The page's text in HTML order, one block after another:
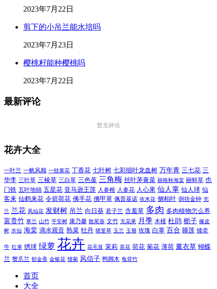
2023年7月22日
剪下的小吊兰能水培吗
2023年7月23日
樱桃籽能种樱桃吗
2023年7月22日
最新评论
暂无评论
花卉大全
一叶兰 一帆风顺 一枝黄花 丁香花 七叶树 七彩细叶龙血树 万年青 三七花 三
华李 三叶草 三棱草 三白草 三色堇 三角梅 丝叶茅膏菜 丽格秋海棠 丽蚌草 也
门铁 五叶地锦 五星花 亚马逊王莲 人参榕 人参花 人心果 仙人掌 仙人球 仙
客来 仙鹤来花 令箭荷花 佛手花 佛甲草 佩普基诺 依米花 侧柏叶 倒挂金钟 兜
兰 兰花 凤仙花 发财树 吊兰 向日葵 君子兰 含羞草 多肉 多肉植物怎么养
富贵竹 寒兰 山竹 平安树 康乃馨 散尾葵 文竹 无花果 月季 木槿 杜鹃 栀子 橡皮
树 水仙 海棠 滴水观音 熟菜 牡丹 猪笼草 玉兰 玉簪 玫瑰 白掌 百合 睡莲 矮牵
牛 红掌 绣球 绿萝 花卉 花毛茛 茉莉 茶花 荷花 菊花 薄荷 薰衣草 蝴蝶
兰 蟹爪兰 郁金香 金银花 雏菊 风信子 鸭脚木 龟背竹
首页
大全